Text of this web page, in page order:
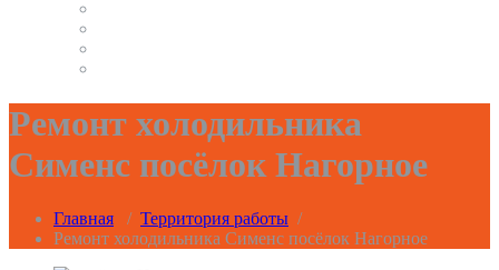
Ремонт холодильника
Сименс посёлок Нагорное
Главная / Территория работы /
Ремонт холодильника Сименс посёлок Нагорное